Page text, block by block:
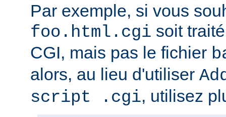
Par exemple, si vous
foo.html.cgi soit
CGI, mais pas le fichier
alors, au lieu d'utiliser
script .cgi, utilisez